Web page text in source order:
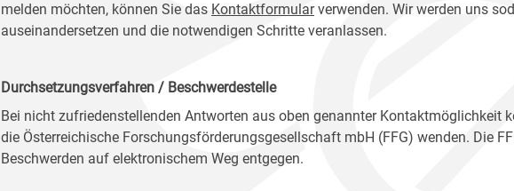
melden möchten, können Sie das Kontaktformularverwenden. Wir werden uns
auseinandersetzen und die notwendigen Schritte veranlassen.
Durchsetzungsverfahren / Beschwerdestelle
Bei nicht zufriedenstellenden Antworten aus oben genannter Kontaktmöglichkeit
die Österreichische Forschungsförderungsgesellschaft mbH (FFG) wenden. Die
Beschwerden auf elektronischem Weg entgegen.